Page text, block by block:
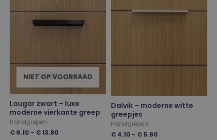
NIET OP VOORRAAD
Laugar zwart – luxe
moderne vierkante greep
Handgrepen
€ 9.10 - € 13.80
Dalvik – moderne witte
greepjes
Handgrepen
€ 4.10 - € 5.90